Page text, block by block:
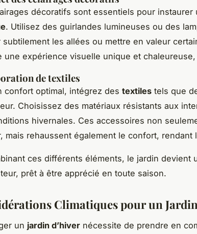
décoratifs sont essentiels pour instaurer
. Utilisez des guirlandes lumineuses ou des
subtilement les allées ou mettre en valeur
une expérience visuelle unique et
de textiles
confort optimal, intégrez des textiles tels que
Choisissez des matériaux résistants aux
hivernales. Ces accessoires non
mais rehaussent également le confort, rendant
ces différents éléments, le jardin devient
prêt à être apprécié en toute saison.
Climatiques pour un
un jardin d’hiver nécessite de prendre en